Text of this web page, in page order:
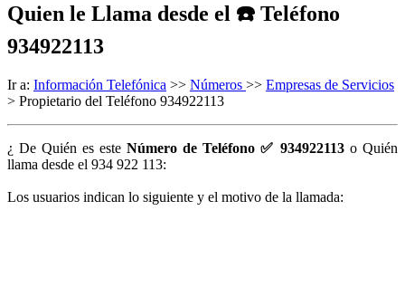
Quien le Llama desde el ☎️ Teléfono
934922113
Ir a: Información Telefónica >> Números >> Empresas de Servicios
> Propietario del Teléfono 934922113
¿ De Quién es este Número de Teléfono ✅ 934922113 o Quién
llama desde el 934 922 113:
Los usuarios indican lo siguiente y el motivo de la llamada: